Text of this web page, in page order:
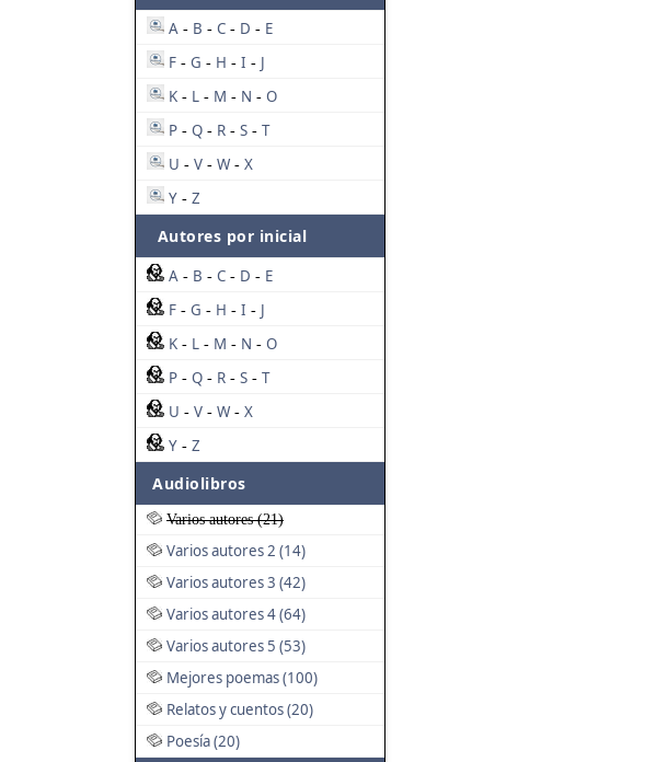
A - B - C - D - E
F - G - H - I - J
K - L - M - N - O
P - Q - R - S - T
U - V - W - X
Y - Z
Autores por inicial
A - B - C - D - E
F - G - H - I - J
K - L - M - N - O
P - Q - R - S - T
U - V - W - X
Y - Z
Audiolibros
Varios autores (21)
Varios autores 2 (14)
Varios autores 3 (42)
Varios autores 4 (64)
Varios autores 5 (53)
Mejores poemas (100)
Relatos y cuentos (20)
Poesía (20)